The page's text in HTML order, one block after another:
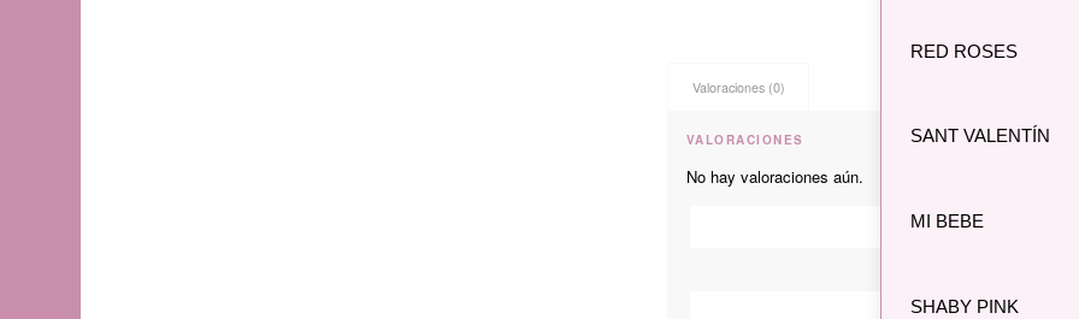
RED ROSES
SANT VALENTÍN
MI BEBE
SHABY PINK
Valoraciones (0)
VALORACIONES
No hay valoraciones aún.
Nombre
Correo